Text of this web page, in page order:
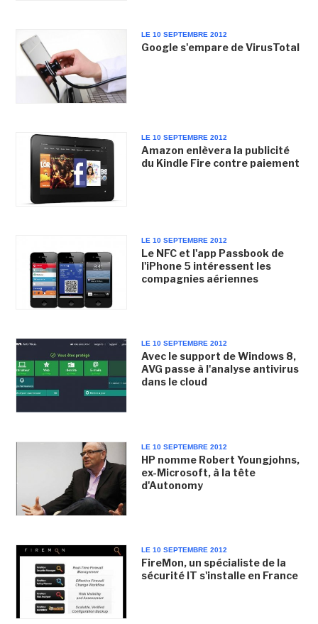
LE 10 SEPTEMBRE 2012
Google s'empare de VirusTotal
LE 10 SEPTEMBRE 2012
Amazon enlèvera la publicité
du Kindle Fire contre paiement
LE 10 SEPTEMBRE 2012
Le NFC et l'app Passbook de
l'iPhone 5 intéressent les
compagnies aériennes
LE 10 SEPTEMBRE 2012
Avec le support de Windows 8,
AVG passe à l'analyse antivirus
dans le cloud
LE 10 SEPTEMBRE 2012
HP nomme Robert Youngjohns,
ex-Microsoft, à la tête
d'Autonomy
LE 10 SEPTEMBRE 2012
FireMon, un spécialiste de la
sécurité IT s'installe en France